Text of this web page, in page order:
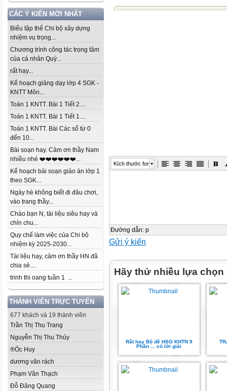
CÁC Ý KIẾN MỚI NHẤT
Biểu tập thể Chi bộ xây dựng
nhiệm vụ trọng...
Chương trình công tác trọng tâm
của cá nhân Quý...
rất hay...
Kế hoạch giảng dạy lớp 4 SGK -
KNTT Môn...
Toán 1 KNTT. Bài 1 Tiết 2....
Toán 1 KNTT. Bài 1 Tiết 1....
Toán 1 KNTT. Bài Các số từ 0
đến 10...
Bài soạn hay. Cảm ơn thầy Nam
nhiều nhé ❤️❤️❤️❤️❤️❤️...
Kế hoạch bài soạn giáo án lớp 1
theo SGK...
Ngày hè không biết đi đâu chơi,
vào trang thầy...
Chào bạn N, tài liệu siêu hay và
chỉn chu...
Quy chế làm việc của Chi bộ
nhiệm kỳ 2025-2030...
Tài liệu hay, cảm ơn thầy HN đã
chia sẻ....
trinh thi oang tuần 1 ...
THÀNH VIÊN TRỰC TUYẾN
677 khách và 19 thành viên
Trần Thị Thu Trang
Nguyễn Thị Thu Thủy
®Óc Huy
dương văn rách
Phạm Văn Thạch
Đỗ Đăng Quang
Kích thước font
Đường dẫn: p
Gửi ý kiến
Hãy thử nhiều lựa chọn
Rất hay Bộ đề HSG KHTN 9
Phần ... có lời giải